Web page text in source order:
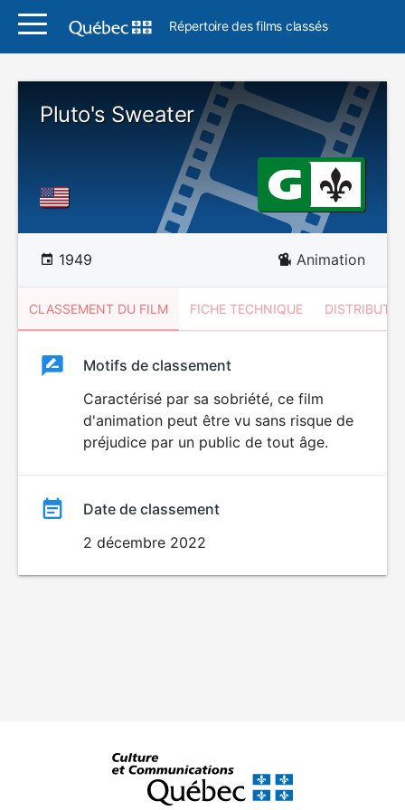
Répertoire des films classés
Pluto's Sweater
1949 Animation
CLASSEMENT DU FILM FICHE TECHNIQUE
ClassementClassement
Motifs de classement
Caractérisé par sa sobriété, ce film
d'animation peut être vu sans risque de
préjudice par un public de tout âge.
Date de classement
2 décembre 2022